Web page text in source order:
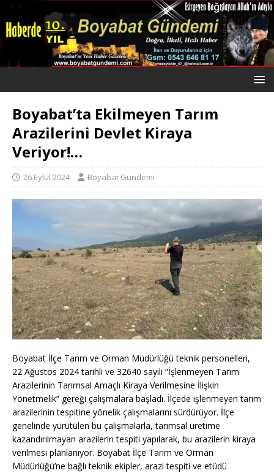
Boyabat’ta Ekilmeyen Tarım
Arazilerini Devlet Kiraya
Veriyor!…
26 Eylül 2024 Boyabat Gündemi
Boyabat İlçe Tarım ve Orman Müdürlüğü teknik personelleri,
22 Ağustos 2024 tarihli ve 32640 sayılı “İşlenmeyen Tarım
Arazilerinin Tarımsal Amaçlı Kiraya Verilmesine İlişkin
Yönetmelik” gereği çalışmalara başladı. İlçede işlenmeyen tarım
arazilerinin tespitine yönelik çalışmalarını sürdürüyor. İlçe
genelinde yürütülen bu çalışmalarla, tarımsal üretime
kazandırılmayan arazilerin tespiti yapılarak, bu arazilerin kiraya
verilmesi planlanıyor. Boyabat İlçe Tarım ve Orman
Müdürlüğü’ne bağlı teknik ekipler, arazi tespiti ve etüdü